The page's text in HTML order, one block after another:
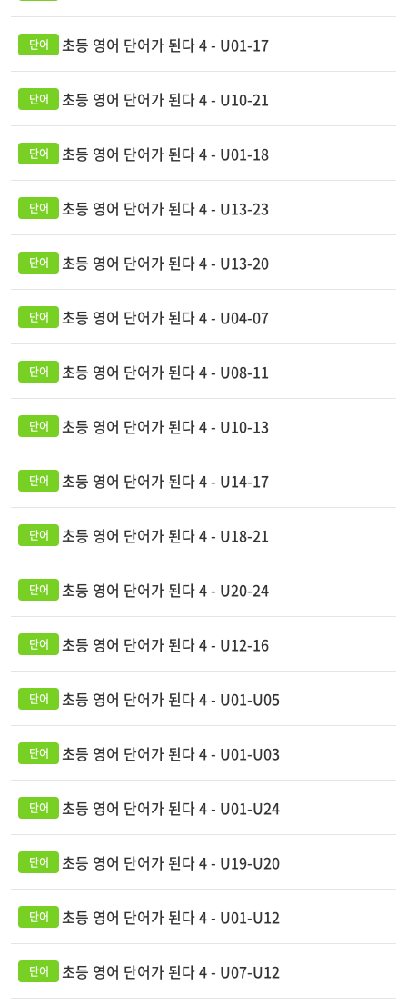
초등 영어 단어가 된다 4 - U01-17
초등 영어 단어가 된다 4 - U10-21
초등 영어 단어가 된다 4 - U01-18
초등 영어 단어가 된다 4 - U13-23
초등 영어 단어가 된다 4 - U13-20
초등 영어 단어가 된다 4 - U04-07
초등 영어 단어가 된다 4 - U08-11
초등 영어 단어가 된다 4 - U10-13
초등 영어 단어가 된다 4 - U14-17
초등 영어 단어가 된다 4 - U18-21
초등 영어 단어가 된다 4 - U20-24
초등 영어 단어가 된다 4 - U12-16
초등 영어 단어가 된다 4 - U01-U05
초등 영어 단어가 된다 4 - U01-U03
초등 영어 단어가 된다 4 - U01-U24
초등 영어 단어가 된다 4 - U19-U20
초등 영어 단어가 된다 4 - U01-U12
초등 영어 단어가 된다 4 - U07-U12